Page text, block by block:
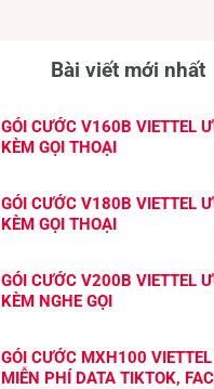
Bài viết mới nhất
GÓI CƯỚC V160B VIETTEL
KÈM GỌI THOẠI
GÓI CƯỚC V180B VIETTEL
KÈM GỌI THOẠI
GÓI CƯỚC V200B VIETTEL
KÈM NGHE GỌI
GÓI CƯỚC MXH100
MIỄN PHÍ DATA TIKTOK,